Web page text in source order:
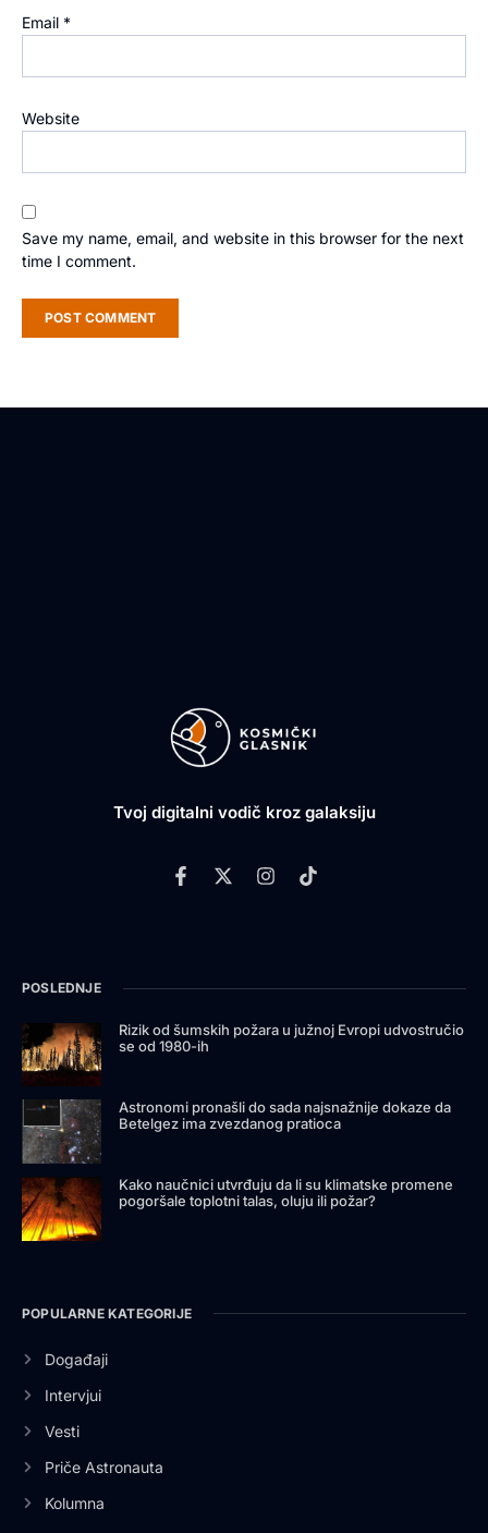
Email *
Website
Save my name, email, and website in this browser for the next
time I comment.
Tvoj digitalni vodič kroz galaksiju
POSLEDNJE
Rizik od šumskih požara u južnoj Evropi udvostručio
se od 1980-ih
Astronomi pronašli do sada najsnažnije dokaze da
Betelgez ima zvezdanog pratioca
Kako naučnici utvrđuju da li su klimatske promene
pogoršale toplotni talas, oluju ili požar?
POPULARNE KATEGORIJE
Događaji
Intervjui
Vesti
Priče Astronauta
Kolumna